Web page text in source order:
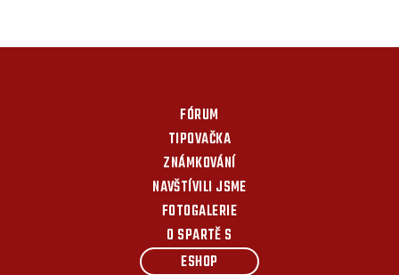
FÓRUM
TIPOVAČKA
ZNÁMKOVÁNÍ
NAVŠTÍVILI JSME
FOTOGALERIE
O SPARTĚ S
ESHOP